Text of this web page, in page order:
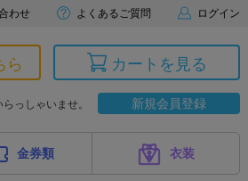
わせ よくあるご質問 ログイン
ら カートを見る
っしゃいませ。 新規会員登録
金券類 衣装